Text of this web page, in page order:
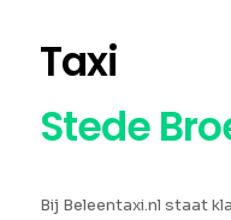
Taxi
Stede
Bij Beleentaxi.nl staat